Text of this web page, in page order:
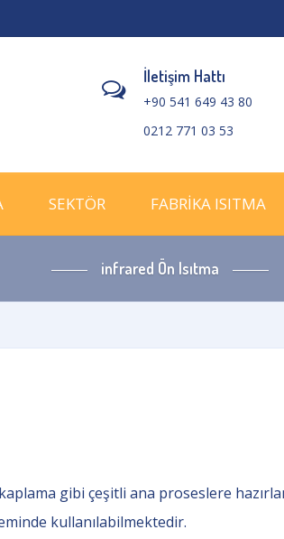
İletişim Hattı
+90 541 649 43 80
0212 771 03 53
SEKTÖR FABRİKA ISITMA
infrared Ön Isıtma
gibi çeşitli ana proseslere
kullanılabilmektedir.